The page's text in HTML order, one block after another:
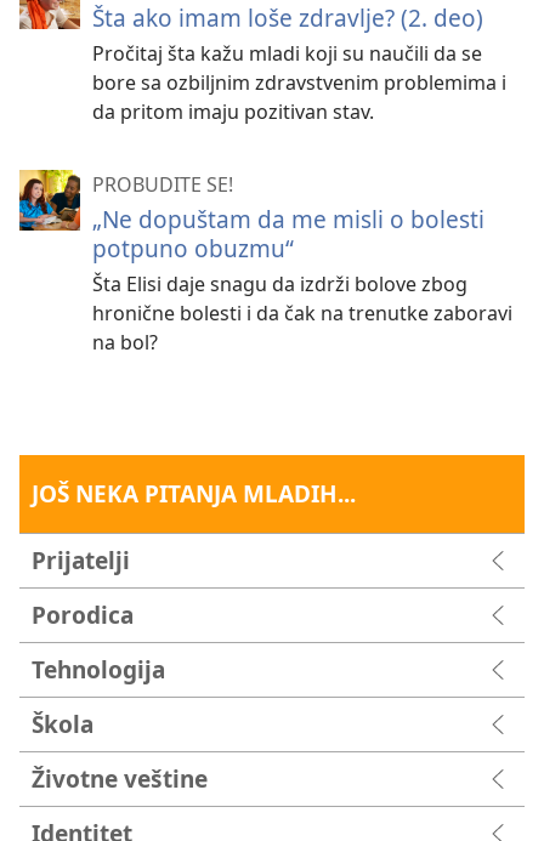
Šta ako imam loše zdravlje? (2. deo)
Pročitaj šta kažu mladi koji su naučili da se
bore sa ozbiljnim zdravstvenim problemima i
da pritom imaju pozitivan stav.
PROBUDITE SE!
„Ne dopuštam da me misli o bolesti
potpuno obuzmu“
Šta Elisi daje snagu da izdrži bolove zbog
hronične bolesti i da čak na trenutke zaboravi
na bol?
JOŠ NEKA PITANJA MLADIH...
Prijatelji
Porodica
Tehnologija
Škola
Životne veštine
Identitet